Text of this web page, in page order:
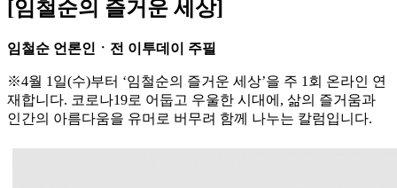
[임철순의 즐거운 세상]
임철순 언론인ㆍ전 이투데이 주필
※4월 1일(수)부터 ‘임철순의 즐거운 세상’을 주 1회 온라인 연
재합니다. 코로나19로 어둡고 우울한 시대에, 삶의 즐거움과
인간의 아름다움을 유머로 버무려 함께 나누는 칼럼입니다.